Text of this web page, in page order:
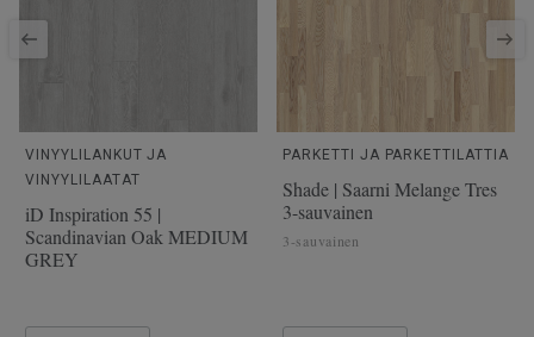
VINYYLILANKUT JA
VINYYLILAATAT
iD Inspiration 55 |
Scandinavian Oak MEDIUM
GREY
PARKETTI JA PARKETTILATTIA
Shade | Saarni Melange Tres
3-sauvainen
3-sauvainen